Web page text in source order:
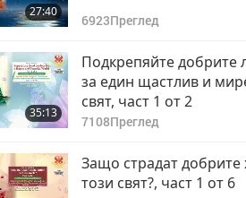
27:40
6923Преглед
35:13
Подкрепяйте добрите
за един щастлив и
свят, част 1 от 2
7108Преглед
Защо страдат добрите
този свят?, част 1 от 6